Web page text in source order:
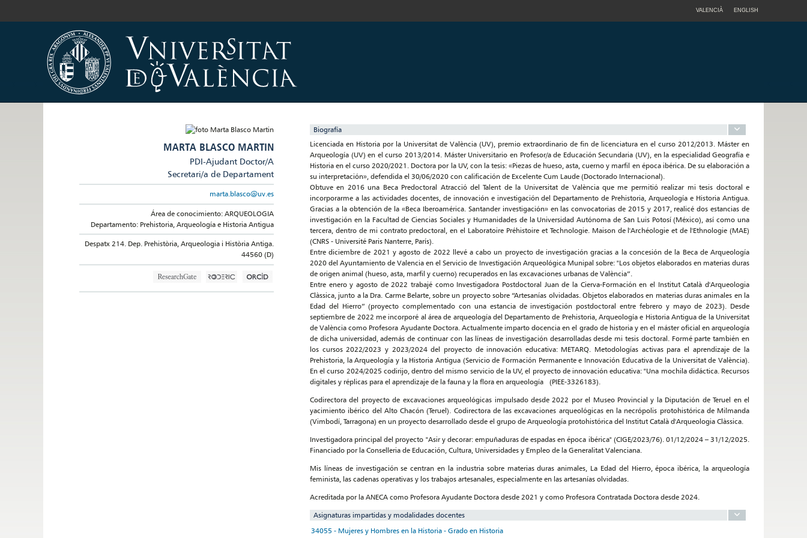
VALENCIÀ ENGLISH
MARTA BLASCO MARTIN
PDI-Ajudant Doctor/A
Secretari/a de Departament
marta.blasco@uv.es
Área de conocimiento: ARQUEOLOGIA
Departamento: Prehistoria, Arqueología e Historia Antigua
Despatx 214. Dep. Prehistòria, Arqueologia i Història Antiga.
44560 (D)
Biografía
Licenciada en Historia por la Universitat de València (UV), premio extraordinario de fin de licenciatura en el curso 2012/2013. Máster en
Arqueología (UV) en el curso 2013/2014. Máster Universitario en Profesor/a de Educación Secundaria (UV), en la especialidad Geografía e
Historia en el curso 2020/2021. Doctora por la UV, con la tesis: «Piezas de hueso, asta, cuerno y marfil en época ibérica. De su elaboración a
su interpretación», defendida el 30/06/2020 con calificación de Excelente Cum Laude (Doctorado Internacional).
Obtuve en 2016 una Beca Predoctoral Atracció del Talent de la Universitat de València que me permitió realizar mi tesis doctoral e
incorporarme a las actividades docentes, de innovación e investigación del Departamento de Prehistoria, Arqueología e Historia Antigua.
Gracias a la obtención de la «Beca Iberoamérica. Santander investigación» en las convocatorias de 2015 y 2017, realicé dos estancias de
investigación en la Facultad de Ciencias Sociales y Humanidades de la Universidad Autónoma de San Luis Potosí (México), así como una
tercera, dentro de mi contrato predoctoral, en el Laboratoire Préhistoire et Technologie. Maison de l'Archéologie et de l'Ethnologie (MAE)
(CNRS - Université Paris Nanterre, París).
Entre diciembre de 2021 y agosto de 2022 llevé a cabo un proyecto de investigación gracias a la concesión de la Beca de Arqueología
2020 del Ayuntamiento de Valencia en el Servicio de Investigación Arqueológica Munipal sobre: "Los objetos elaborados en materias duras
de origen animal (hueso, asta, marfil y cuerno) recuperados en las excavaciones urbanas de València”.
Entre enero y agosto de 2022 trabajé como Investigadora Postdoctoral Juan de la Cierva-Formación en el Institut Català d'Arqueologia
Clàssica, junto a la Dra. Carme Belarte, sobre un proyecto sobre “Artesanías olvidadas. Objetos elaborados en materias duras animales en la
Edad del Hierro” (proyecto complementado con una estancia de investigación postdoctoral entre febrero y mayo de 2023). Desde
septiembre de 2022 me incorporé al área de arqueología del Departamento de Prehistoria, Arqueología e Historia Antigua de la Universitat
de València como Profesora Ayudante Doctora. Actualmente imparto docencia en el grado de historia y en el máster oficial en arqueología
de dicha universidad, además de continuar con las líneas de investigación desarrolladas desde mi tesis doctoral. Formé parte también en
los cursos 2022/2023 y 2023/2024 del proyecto de innovación educativa: METARQ. Metodologías activas para el aprendizaje de la
Prehistoria, la Arqueología y la Historia Antigua (Servicio de Formación Permanente e Innovación Educativa de la Universitat de València).
En el curso 2024/2025 codirijo, dentro del mismo servicio de la UV, el proyecto de innovación educativa: "Una mochila didáctica. Recursos
digitales y réplicas para el aprendizaje de la fauna y la flora en arqueología (PIEE-3326183).
Codirectora del proyecto de excavaciones arqueológicas impulsado desde 2022 por el Museo Provincial y la Diputación de Teruel en el
yacimiento ibérico del Alto Chacón (Teruel). Codirectora de las excavaciones arqueológicas en la necrópolis protohistórica de Milmanda
(Vimbodí, Tarragona) en un proyecto desarrollado desde el grupo de Arqueología protohistórica del Institut Català d'Arqueologia Clàssica.
Investigadora principal del proyecto "Asir y decorar: empuñaduras de espadas en época ibérica" (CIGE/2023/76). 01/12/2024 – 31/12/2025.
Financiado por la Conselleria de Educación, Cultura, Universidades y Empleo de la Generalitat Valenciana.
Mis líneas de investigación se centran en la industria sobre materias duras animales, La Edad del Hierro, época ibérica, la arqueología
feminista, las cadenas operativas y los trabajos artesanales, especialmente en las artesanías olvidadas.
Acreditada por la ANECA como Profesora Ayudante Doctora desde 2021 y como Profesora Contratada Doctora desde 2024.
Asignaturas impartidas y modalidades docentes
34055 - Mujeres y Hombres en la Historia - Grado en Historia